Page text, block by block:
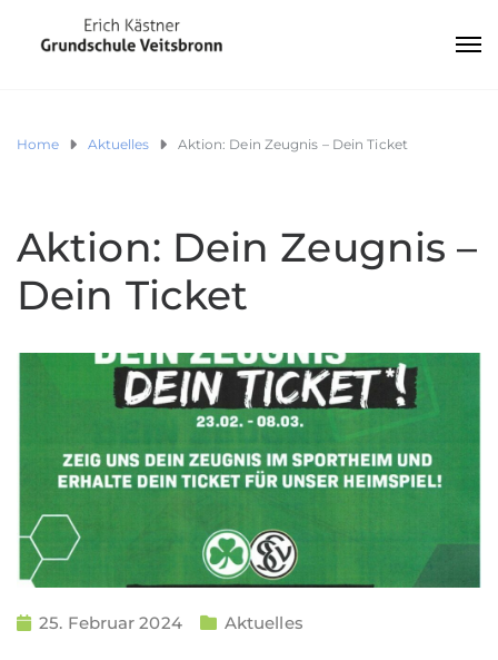
Home Aktuelles Aktion: Dein Zeugnis – Dein Ticket
Aktion: Dein Zeugnis –
Dein Ticket
25. Februar 2024 Aktuelles